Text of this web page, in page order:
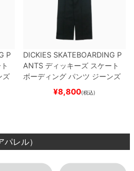
P
ズ
DICKIES SKATEBOARDING P
ANTS ディッキーズ スケート
ボーディング パンツ ジーンズ
SLIM FIT 30 LENGTH
スケートボード スケボー
¥8,800(税込)
レル）